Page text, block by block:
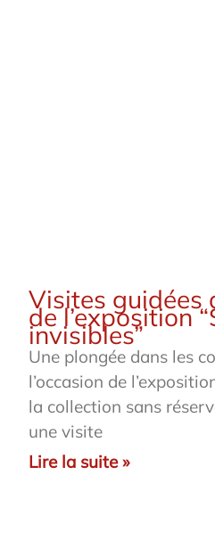
Visites guidées
de l’exposition
invisibles”
Une plongée dans les
l’occasion de
la collection sans
une visite
Lire la suite »